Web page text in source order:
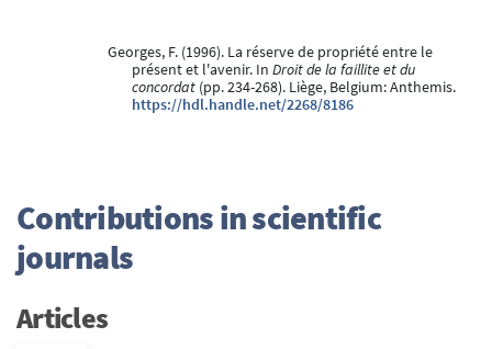
Georges, F. (1996). La réserve de propriété entre le
présent et l'avenir. In Droit de la faillite et du
concordat (pp. 234-268). Liège, Belgium: Anthemis.
https://hdl.handle.net/2268/8186
Contributions in scientific
journals
Articles